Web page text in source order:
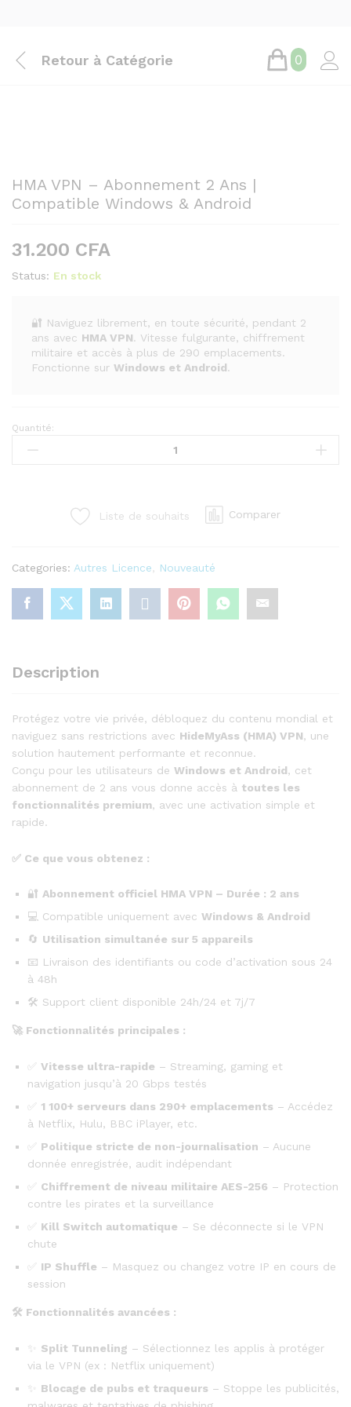
Retour à Catégorie 0
HMA VPN – Abonnement 2 Ans |
Compatible Windows & Android
31.200 CFA
Status: En stock
🔐 Naviguez librement, en toute sécurité, pendant 2
ans avec HMA VPN. Vitesse fulgurante, chiffrement
militaire et accès à plus de 290 emplacements.
Fonctionne sur Windows et Android.
HMA
VPN
Windows
&
Android
quantity
Quantité:
Liste de souhaits Comparer
Categories: Autres Licence Nouveauté
Description
Protégez votre vie privée, débloquez du contenu mondial et
naviguez sans restrictions avec HideMyAss (HMA) VPN, une
solution hautement performante et reconnue.
Conçu pour les utilisateurs de Windows et Android, cet
abonnement de 2 ans vous donne accès à toutes les
fonctionnalités premium, avec une activation simple et
rapide.
✅ Ce que vous obtenez :
🔐 Abonnement officiel HMA VPN – Durée : 2 ans
💻 Compatible uniquement avec Windows & Android
🔄 Utilisation simultanée sur 5 appareils
📧 Livraison des identifiants ou code d’activation sous 24
à 48h
🛠️ Support client disponible 24h/24 et 7j/7
🚀Fonctionnalités principales :
Vitesse ultra-rapide – Streaming, gaming et
navigation jusqu’à 20 Gbps testés
1 100+ serveurs dans 290+ emplacements – Accédez
à Netflix, Hulu, BBC iPlayer, etc.
Politique stricte de non-journalisation – Aucune
donnée enregistrée, audit indépendant
Chiffrement de niveau militaire AES-256 – Protection
contre les pirates et la surveillance
Kill Switch automatique – Se déconnecte si le VPN
chute
IP Shuffle – Masquez ou changez votre IP en cours de
session
🛠️ Fonctionnalités avancées :
Split Tunneling – Sélectionnez les applis à protéger
via le VPN (ex : Netflix uniquement)
Blocage de pubs et traqueurs – Stoppe les publicités,